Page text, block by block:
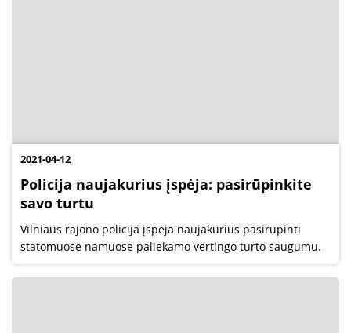
2021-04-12
Policija naujakurius įspėja: pasirūpinkite
savo turtu
Vilniaus rajono policija įspėja naujakurius pasirūpinti
statomuose namuose paliekamo vertingo turto saugumu.